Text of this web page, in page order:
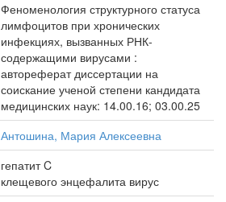
Феноменология структурного статуса
лимфоцитов при хронических
инфекциях, вызванных РНК-
содержащими вирусами :
автореферат диссертации на
соискание ученой степени кандидата
медицинских наук: 14.00.16; 03.00.25
Антошина, Мария Алексеевна
гепатит C
клещевого энцефалита вирус